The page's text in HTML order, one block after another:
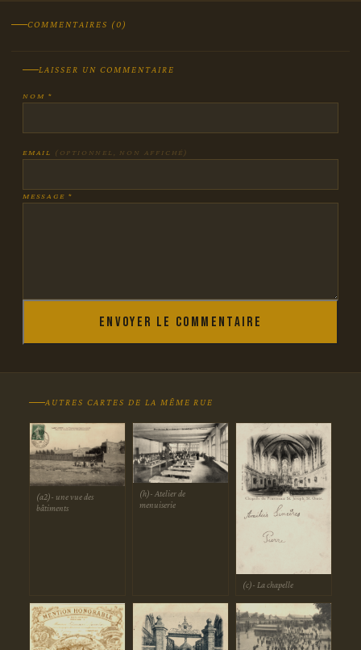
COMMENTAIRES (0)
LAISSER UN COMMENTAIRE
NOM *
EMAIL (OPTIONNEL, NON AFFICHÉ)
MESSAGE *
Envoyer le commentaire
AUTRES CARTES DE LA MÊME RUE
(a2)- une vue des
bâtiments
(h)- Atelier de
menuiserie
(c)- La chapelle